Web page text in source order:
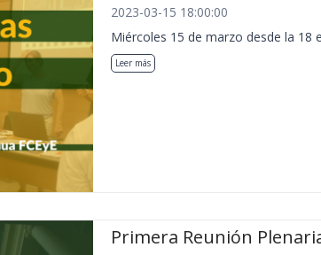
2023-03-15 18:00:00
Miércoles 15 de marzo desde la 18
Leer más
Primera Reunión